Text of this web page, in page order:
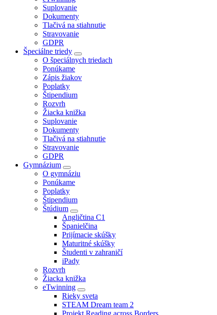
Suplovanie
Dokumenty
Tlačivá na stiahnutie
Stravovanie
GDPR
Špeciálne triedy
O špeciálnych triedach
Ponúkame
Zápis žiakov
Poplatky
Štipendium
Rozvrh
Žiacka knižka
Suplovanie
Dokumenty
Tlačivá na stiahnutie
Stravovanie
GDPR
Gymnázium
O gymnáziu
Ponúkame
Poplatky
Štipendium
Štúdium
Angličtina C1
Španielčina
Prijímacie skúšky
Maturitné skúšky
Študenti v zahraničí
iPady
Rozvrh
Žiacka knižka
eTwinning
Rieky sveta
STEAM Dream team 2
Projekt Reading across Borders